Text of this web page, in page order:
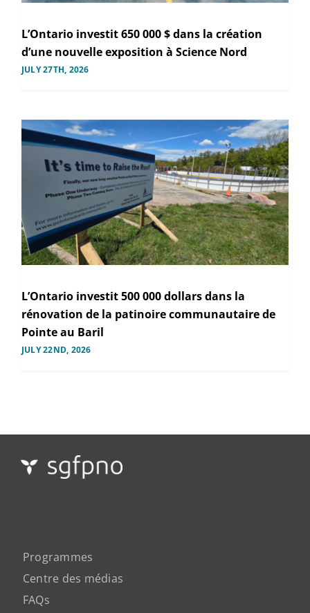
L’Ontario investit 650 000 $ dans la création
d’une nouvelle exposition à Science Nord
JULY 27TH, 2026
L’Ontario investit 500 000 dollars dans la
rénovation de la patinoire communautaire de
Pointe au Baril
JULY 22ND, 2026
Programmes
Centre des médias
FAQs